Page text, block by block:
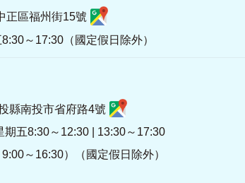
正區福州街15號
～17:30（國定假日除外）
縣南投市省府路4號
五8:30～12:30 | 13:30～17:30
9:00～16:30）（國定假日除外）